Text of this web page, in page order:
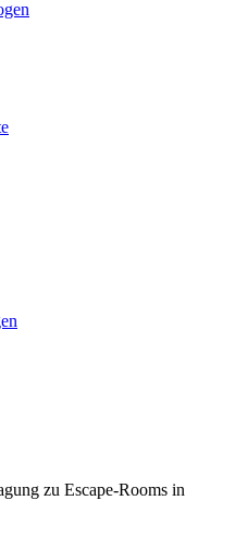
zu Escape-Rooms in